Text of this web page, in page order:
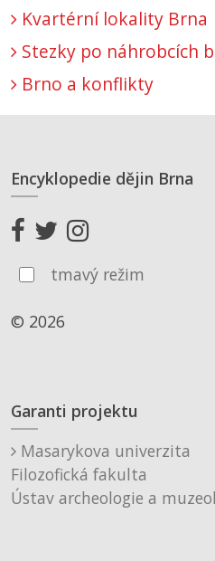
Kvartérní lokality Brna
Stezky po náhrobcích
Brno a konflikty
Encyklopedie dějin Brna
tmavý režim
© 2026
Garanti projektu
Masarykova univerzita
Filozofická fakulta
Ústav archeologie a